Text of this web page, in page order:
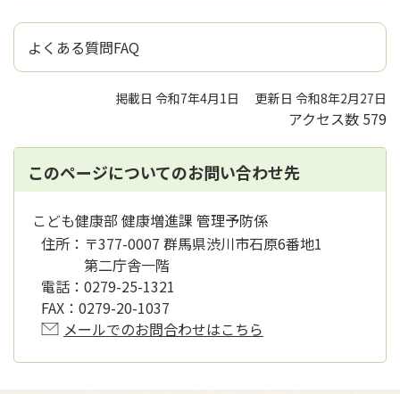
よくある質問FAQ
掲載日 令和7年4月1日 更新日 令和8年2月27日
アクセス数 579
このページについてのお問い合わせ先
こども健康部 健康増進課 管理予防係
住所： 〒377-0007 群馬県渋川市石原6番地1
第二庁舎一階
電話： 0279-25-1321
FAX： 0279-20-1037
メールでのお問合わせはこちら